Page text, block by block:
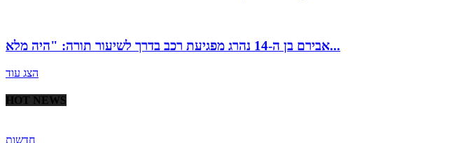
אבירם בן ה-14 נהרג מפגיעת רכב בדרך לשיעור תורה: "היה מלא...
הצג עוד
HOT NEWS
חדשות